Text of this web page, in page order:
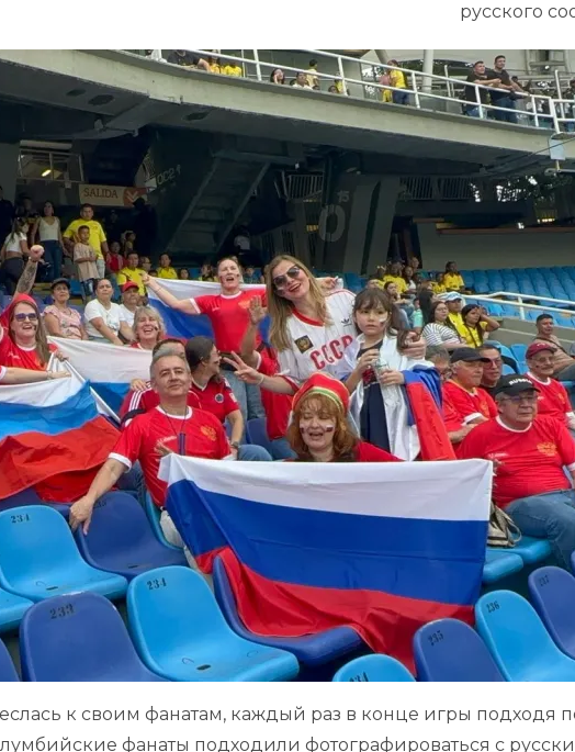
русского
к своим фанатам, каждый раз в конце игры подходя
фанаты подходили фотографироваться с